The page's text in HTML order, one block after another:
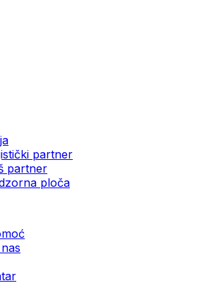
partner
partner
ploča